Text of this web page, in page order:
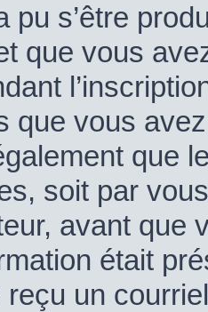
pu s’être
que vous
que vous
que
soit par
avant que
était
un